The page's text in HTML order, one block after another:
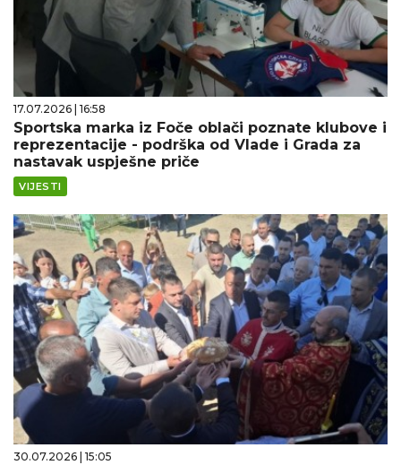
17.07.2026 | 16:58
Sportska marka iz Foče oblači poznate klubove i
reprezentacije - podrška od Vlade i Grada za
nastavak uspješne priče
VIJESTI
30.07.2026 | 15:05